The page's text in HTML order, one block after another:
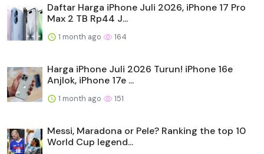
Daftar Harga iPhone Juli 2026, iPhone 17 Pro
Max 2 TB Rp44 J...
1 month ago 164
Harga iPhone Juli 2026 Turun! iPhone 16e
Anjlok, iPhone 17e ...
1 month ago 151
Messi, Maradona or Pele? Ranking the top 10
World Cup legend...